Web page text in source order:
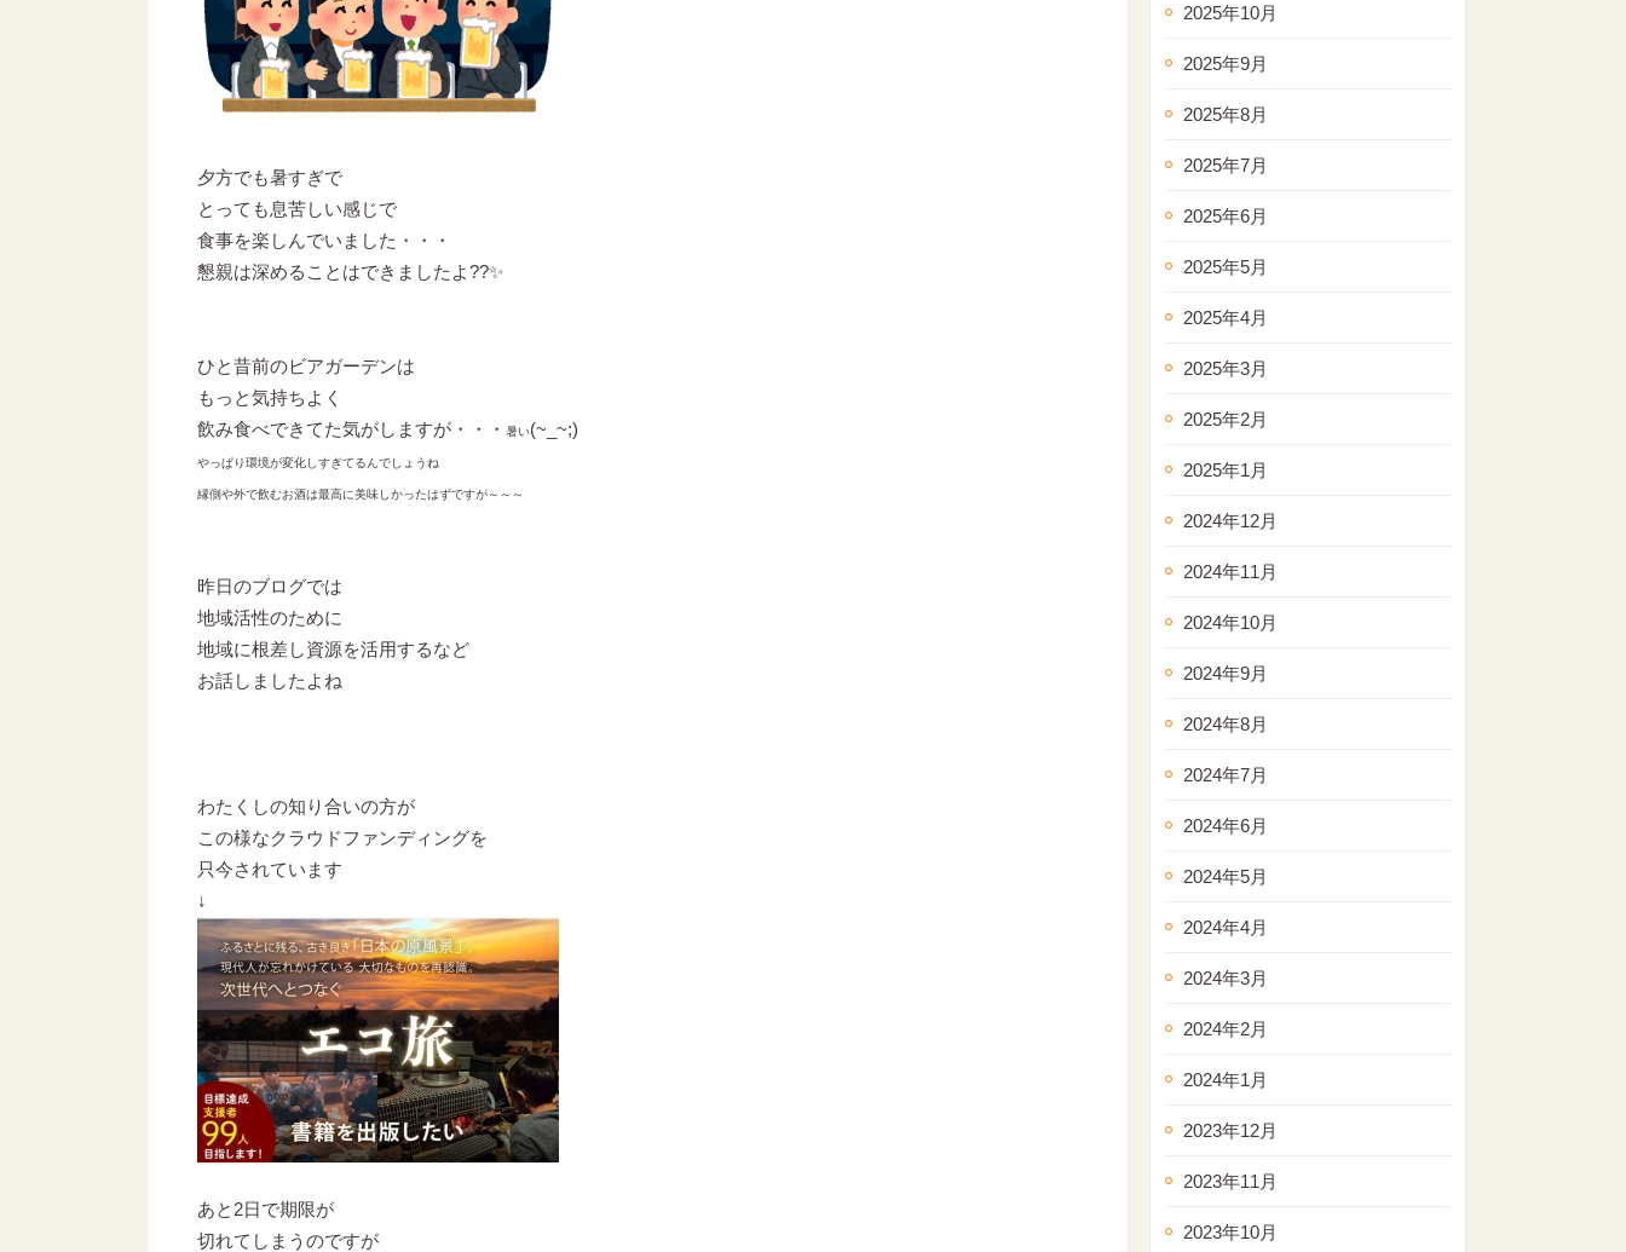
夕方でも暑すぎで
とっても息苦しい感じで
食事を楽しんでいました・・・
懇親は深めることはできましたよ??✨
ひと昔前のビアガーデンは
もっと気持ちよく
飲み食べできてた気がしますが・・・ 暑い(~_~;)
やっぱり環境が変化しすぎてるんでしょうね
縁側や外で飲むお酒は最高に美味しかったはずですが～～～
昨日のブログでは
地域活性のために
地域に根差し資源を活用するなど
お話しましたよね
わたくしの知り合いの方が
この様なクラウドファンディングを
只今されています
↓
あと2日で期限が
切れてしまうのですが
2025年10月
2025年9月
2025年8月
2025年7月
2025年6月
2025年5月
2025年4月
2025年3月
2025年2月
2025年1月
2024年12月
2024年11月
2024年10月
2024年9月
2024年8月
2024年7月
2024年6月
2024年5月
2024年4月
2024年3月
2024年2月
2024年1月
2023年12月
2023年11月
2023年10月